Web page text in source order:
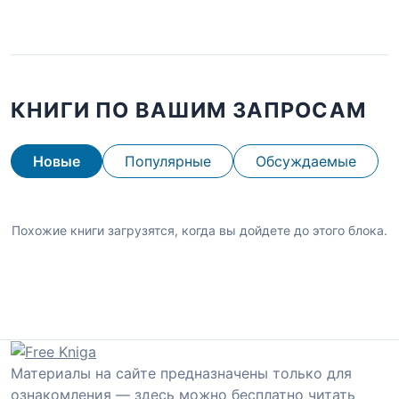
КНИГИ ПО ВАШИМ ЗАПРОСАМ
Новые Популярные Обсуждаемые
Похожие книги загрузятся, когда вы дойдете до этого блока.
Материалы на сайте предназначены только для
ознакомления — здесь можно бесплатно читать